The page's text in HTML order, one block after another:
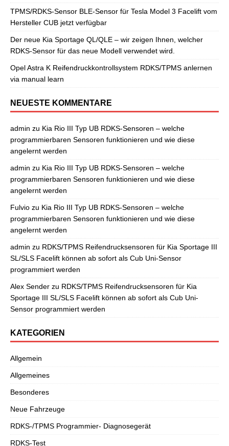
TPMS/RDKS-Sensor BLE-Sensor für Tesla Model 3 Facelift vom
Hersteller CUB jetzt verfügbar
Der neue Kia Sportage QL/QLE – wir zeigen Ihnen, welcher
RDKS-Sensor für das neue Modell verwendet wird.
Opel Astra K Reifendruckkontrollsystem RDKS/TPMS anlernen
via manual learn
NEUESTE KOMMENTARE
admin zu Kia Rio III Typ UB RDKS-Sensoren – welche
programmierbaren Sensoren funktionieren und wie diese
angelernt werden
admin zu Kia Rio III Typ UB RDKS-Sensoren – welche
programmierbaren Sensoren funktionieren und wie diese
angelernt werden
Fulvio zu Kia Rio III Typ UB RDKS-Sensoren – welche
programmierbaren Sensoren funktionieren und wie diese
angelernt werden
admin zu RDKS/TPMS Reifendrucksensoren für Kia Sportage III
SL/SLS Facelift können ab sofort als Cub Uni-Sensor
programmiert werden
Alex Sender zu RDKS/TPMS Reifendrucksensoren für Kia
Sportage III SL/SLS Facelift können ab sofort als Cub Uni-
Sensor programmiert werden
KATEGORIEN
Allgemein
Allgemeines
Besonderes
Neue Fahrzeuge
RDKS-/TPMS Programmier- Diagnosegerät
RDKS-Test